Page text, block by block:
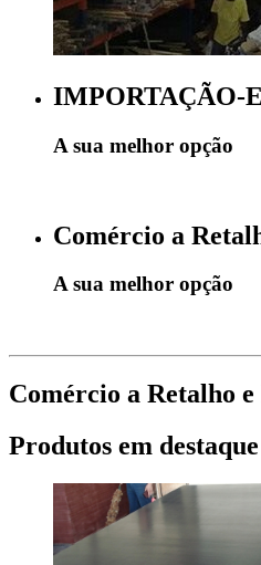
IMPORTAÇÃO-
A sua melhor opção
Comércio a
A sua melhor opção
Comércio a Retalho
Produtos em destaque